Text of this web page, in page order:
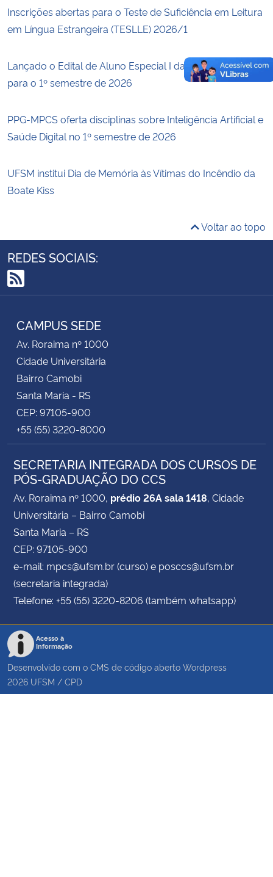
Inscrições abertas para o Teste de Suficiência em Leitura
em Língua Estrangeira (TESLLE) 2026/1
Lançado o Edital de Aluno Especial I da Pós-Graduação
para o 1º semestre de 2026
PPG-MPCS oferta disciplinas sobre Inteligência Artificial e
Saúde Digital no 1º semestre de 2026
UFSM institui Dia de Memória às Vítimas do Incêndio da
Boate Kiss
Voltar ao topo
REDES SOCIAIS:
RSS
CAMPUS SEDE
Av. Roraima nº 1000
Cidade Universitária
Bairro Camobi
Santa Maria - RS
CEP: 97105-900
+55 (55) 3220-8000
SECRETARIA INTEGRADA DOS CURSOS DE
PÓS-GRADUAÇÃO DO CCS
Av. Roraima nº 1000, prédio 26A sala 1418, Cidade
Universitária – Bairro Camobi
Santa Maria – RS
CEP: 97105-900
e-mail: mpcs@ufsm.br (curso) e posccs@ufsm.br
(secretaria integrada)
Telefone: +55 (55) 3220-8206 (também whatsapp)
Acesso à
Informação
Desenvolvido com o CMS de código aberto Wordpress
2026 UFSM / CPD